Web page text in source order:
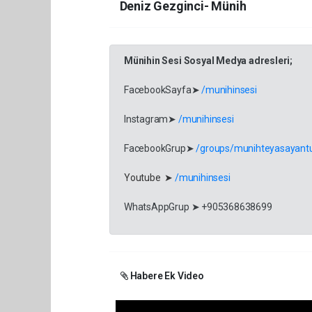
Deniz Gezginci- Münih
Münihin Sesi Sosyal Medya adresleri;
FacebookSayfa➤/munihinsesi
Instagram➤ /munihinsesi
FacebookGrup➤/groups/
Youtube ➤ /munihinsesi
WhatsAppGrup ➤ +905368638699
Habere Ek Video